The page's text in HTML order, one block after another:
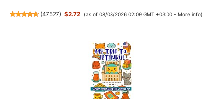
(47527) $2.72 (as of 08/08/2026 02:09 GMT +03:00 - More info)